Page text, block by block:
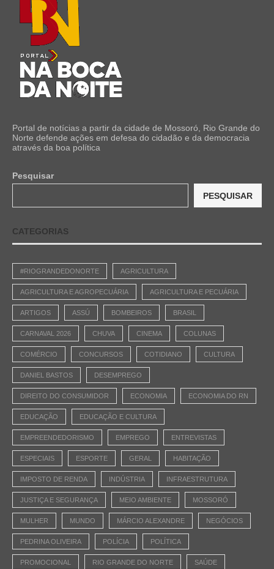
Portal de notícias a partir da cidade de Mossoró, Rio Grande do
Norte defende ações em defesa do cidadão e da democracia
através da boa política
Pesquisar
PESQUISAR
CATEGORIAS
#RIOGRANDEDONORTE AGRICULTURA
AGRICULTURA E AGROPECUÁRIA AGRICULTURA E PECUÁRIA
ARTIGOS ASSÚ BOMBEIROS BRASIL
CARNAVAL 2026 CHUVA CINEMA COLUNAS
COMÉRCIO CONCURSOS COTIDIANO CULTURA
DANIEL BASTOS DESEMPREGO
DIREITO DO CONSUMIDOR ECONOMIA ECONOMIA DO RN
EDUCAÇÃO EDUCAÇÃO E CULTURA
EMPREENDEDORISMO EMPREGO ENTREVISTAS
ESPECIAIS ESPORTE GERAL HABITAÇÃO
IMPOSTO DE RENDA INDÚSTRIA INFRAESTRUTURA
JUSTIÇA E SEGURANÇA MEIO AMBIENTE MOSSORÓ
MULHER MUNDO MÁRCIO ALEXANDRE NEGÓCIOS
PEDRINA OLIVEIRA POLÍCIA POLÍTICA
PROMOCIONAL RIO GRANDE DO NORTE SAÚDE